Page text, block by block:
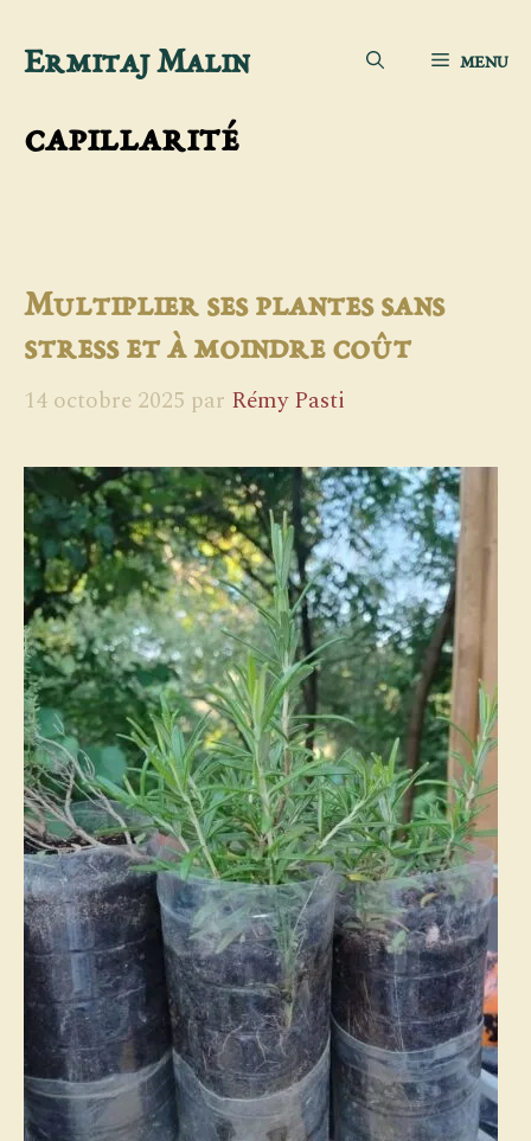
AllerErmitaj Malin MENU
capillarité
Multiplier ses plantes sans
stress et à moindre coût
14 octobre 2025 par Rémy Pasti